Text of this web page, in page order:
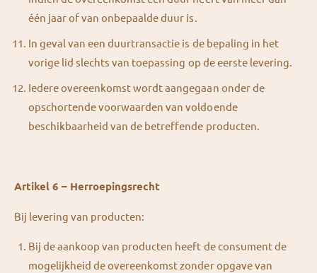
één jaar of van onbepaalde duur is.
In geval van een duurtransactie is de bepaling in het
vorige lid slechts van toepassing op de eerste levering.
Iedere overeenkomst wordt aangegaan onder de
opschortende voorwaarden van voldoende
beschikbaarheid van de betreffende producten.
Artikel 6 – Herroepingsrecht
Bij levering van producten:
Bij de aankoop van producten heeft de consument de
mogelijkheid de overeenkomst zonder opgave van